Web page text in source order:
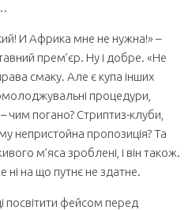
И Африка мне не нужна!» –
прем’єр. Ну і добре. «Не
смаку. Але є купа інших
процедури,
погано? Стриптиз-клуби,
непристойна пропозиція? Та
м’яса зроблені, і він також.
ні на що путнє не здатне.
посвітити фейсом перед